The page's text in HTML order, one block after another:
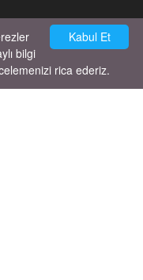
Kabul Et
bilgi
rica ederiz.